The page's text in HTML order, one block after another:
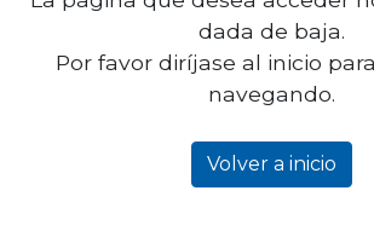
dada de baja.
Por favor diríjase al inicio
navegando.
Volver a inicio